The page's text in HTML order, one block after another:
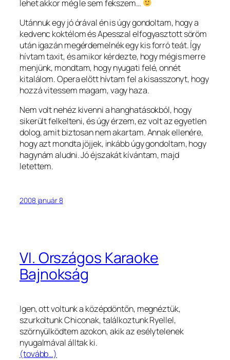
lehet akkor még le sem fekszem…
Utánnuk egy jó órával én is úgy gondoltam, hogy a
kedvenc koktélom és Apesszal elfogyasztott söröm
után igazán megérdemelnék egy kis forró teát. Így
hívtam taxit, és amikor kérdezte, hogy mégis merre
menjünk, mondtam, hogy nyugati felé, onnét
kitalálom. Opera előtt hívtam fel a kisasszonyt, hogy
hozzá vitessem magam, vagy haza.
Nem volt nehéz kivenni a hanghatásokból, hogy
sikerült felkelteni, és úgy érzem, ez volt az egyetlen
dolog, amit biztosan nem akartam. Annak ellenére,
hogy azt mondta jöjjek, inkább úgy gondoltam, hogy
hagynám aludni. Jó éjszakát kívántam, majd
letettem.
2008 január 8
VI. Országos Karaoke
Bajnokság
Igen, ott voltunk a középdöntőn, megnéztük,
szurkoltunk Chiconak, találkoztunk Ryellel,
szörnyülködtem azokon, akik az esélytelenek
nyugalmával álltak ki.
(tovább…)